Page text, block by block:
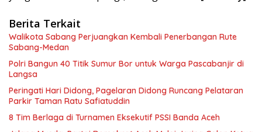
Berita Terkait
Walikota Sabang Perjuangkan Kembali Penerbangan Rute
Sabang-Medan
Polri Bangun 40 Titik Sumur Bor untuk Warga Pascabanjir di
Langsa
Peringati Hari Didong, Pagelaran Didong Runcang Pelataran
Parkir Taman Ratu Safiatuddin
8 Tim Berlaga di Turnamen Eksekutif PSSI Banda Aceh